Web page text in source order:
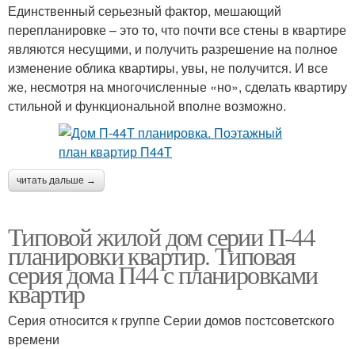
Единственный серьезный фактор, мешающий
перепланировке – это то, что почти все стены в квартире
являются несущими, и получить разрешение на полное
изменение облика квартиры, увы, не получится. И все
же, несмотря на многочисленные «но», сделать квартиру
стильной и функциональной вполне возможно.
читать дальше →
Типовой жилой дом серии П-44
планировки квартир. Типовая
серия дома П44 с планировками
квартир
Серия отноcится к группе Серии домов постсоветского
времени